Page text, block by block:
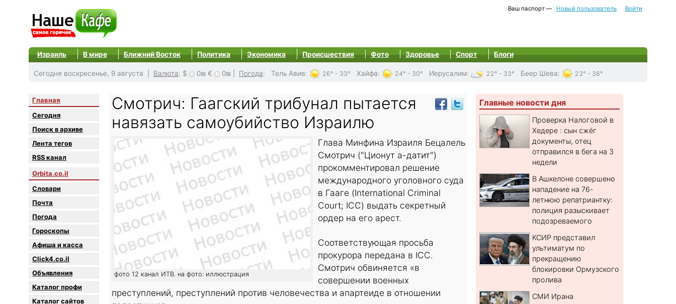
Ваш паспорт — Новый пользователь Войти
Израиль В мире Ближний Восток Политика Экономика Происшествия Фото Здоровье Спорт Блоги
Сегодня воскресенье, 9 августа | Валюта: $ 0₪ € 0₪ Погода: Тель Авив: 26° - 33° Хайфа: 24° - 30° Иерусалим: 22° - 33° Беер Шева: 23° - 38°
Главная
Сегодня
Поиск в архиве
Лента тегов
RSS канал
Orbita.co.il
Словари
Почта
Погода
Гороскопы
Афиша и касса
Click4.co.il
Объявления
Каталог профи
Каталог сайтов
Смотрич: Гаагский трибунал пытается
навязать самоубийство Израилю
фото 12 канал ИТВ. на фото: иллюстрация
Глава Минфина Израиля Бецалель
Смотрич ("Ционут а-датит")
прокомментировал решение
международного уголовного суда
в Гааге (International Criminal
Court; ICC) выдать секретный
ордер на его арест.
Соответствующая просьба
прокурора передана в ICC.
Смотрич обвиняется «в
совершении военных
преступлений, преступлений против человечества и апартеиде в отношении
Главные новости дня
Проверка Налоговой в
Хедере : сын сжёг
документы, отец
отправился в бега на 3
недели
В Ашкелоне совершено
нападение на 76-
летнюю репатриантку:
полиция разыскивает
подозреваемого
КСИР представил
ультиматум по
прекращению
блокировки Ормузского
пролива
СМИ Ирана